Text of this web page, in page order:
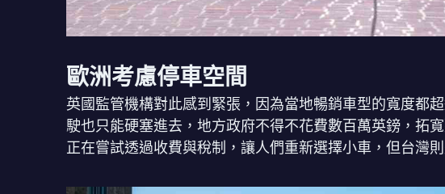
歐洲考慮停車空間
英國監管機構對此感到緊張，因為當地暢銷車型的寬度都
駛也只能硬塞進去，地方政府不得不花費數百萬英鎊，拓
正在嘗試透過收費與稅制，讓人們重新選擇小車，但台灣